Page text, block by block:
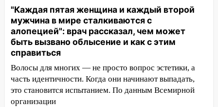
11:25 В Ульяновске ИИ будет выявлять
нарушителей на контейнерных
площадках
11:20 Ульяновская шахматистка
Валерия Клейменова выиграла два
золота в составе сборной мира
11:16 В Ульяновске открыли памятную
доску декабристу Кондратию Рылееву
"Каждая пятая женщина и каждый второй
мужчина в мире сталкиваются с
алопецией": врач рассказал, чем может
быть вызвано облысение и как с этим
справиться
Волосы для многих — не просто вопрос эстетики, а
часть идентичности. Когда они начинают выпадать,
это становится испытанием. По данным Всемирной
организации